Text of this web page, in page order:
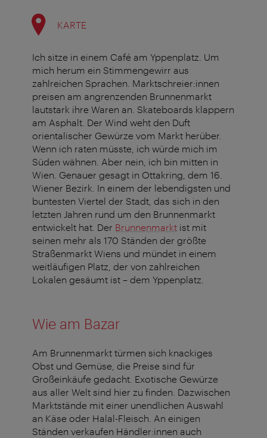
KARTE
Ich sitze in einem Café am Yppenplatz. Um
mich herum ein Stimmengewirr aus
zahlreichen Sprachen. Marktschreier:innen
preisen am angrenzenden Brunnenmarkt
lautstark ihre Waren an. Skateboards klappern
am Asphalt. Der Wind weht den Duft
orientalischer Gewürze vom Markt herüber.
Wenn ich raten müsste, ich würde mich im
Süden wähnen. Aber nein, ich bin mitten in
Wien. Genauer gesagt in Ottakring, dem 16.
Wiener Bezirk. In einem der lebendigsten und
buntesten Viertel der Stadt, das sich in den
letzten Jahren rund um den Brunnenmarkt
entwickelt hat. Der Brunnenmarkt ist mit
seinen mehr als 170 Ständen der größte
Straßenmarkt Wiens und mündet in einem
weitläufigen Platz, der von zahlreichen
Lokalen gesäumt ist – dem Yppenplatz.
Wie am Bazar
Am Brunnenmarkt türmen sich knackiges
Obst und Gemüse, die Preise sind für
Großeinkäufe gedacht. Exotische Gewürze
aus aller Welt sind hier zu finden. Dazwischen
Marktstände mit einer unendlichen Auswahl
an Käse oder Halal-Fleisch. An einigen
Ständen verkaufen Händler:innen auch